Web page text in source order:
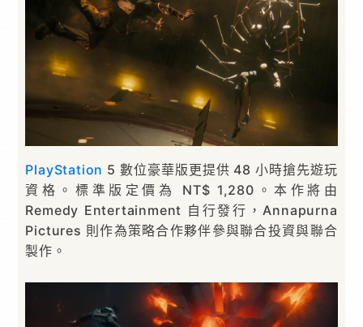
PlayStation 5 數位豪華版更提供 48 ⼩時搶先遊玩
資格。標準版定價為 NT$ 1,280。本作將由
Remedy Entertainment ⾃⾏發⾏，Annapurna
Pictures 則作為策略合作夥伴參與聯合投資與聯合
製作。